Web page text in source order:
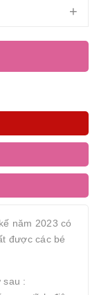
+
năm 2023 có
được các bé
sau :